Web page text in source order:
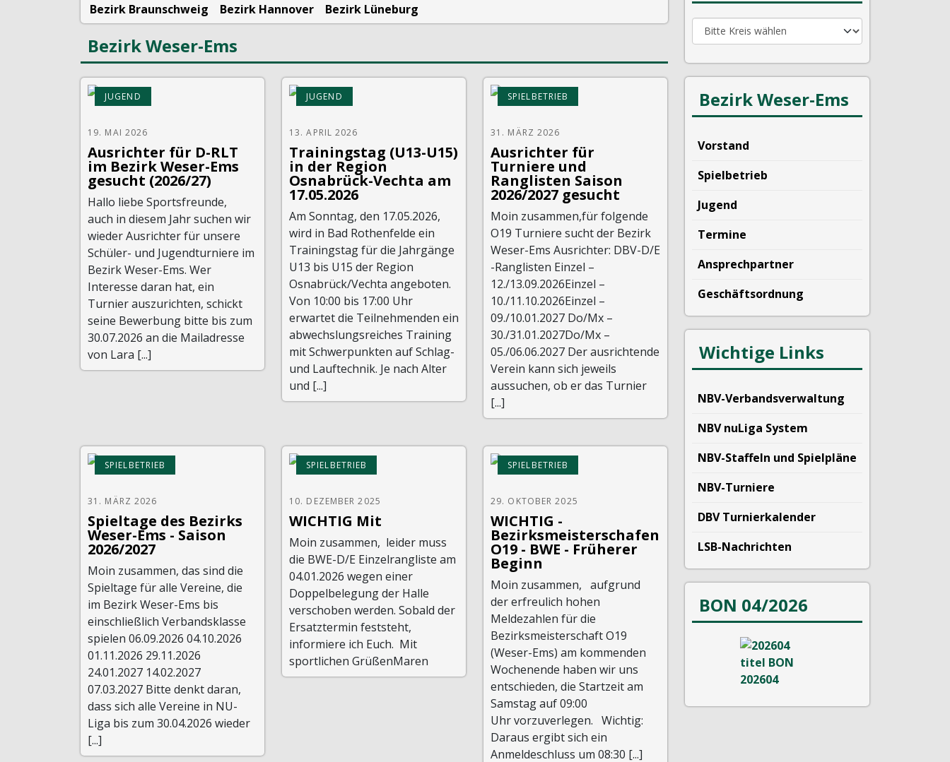
Bezirk Braunschweig
Bezirk Hannover Bezirk Lüneburg
Bezirk Weser-Ems
JUGEND
19. MAI 2026
Ausrichter für D-RLT
im Bezirk Weser-Ems
gesucht (2026/27)
Hallo liebe Sportsfreunde,
auch in diesem Jahr suchen wir
wieder Ausrichter für unsere
Schüler- und Jugendturniere im
Bezirk Weser-Ems. Wer
Interesse daran hat, ein
Turnier auszurichten, schickt
seine Bewerbung bitte bis zum
30.07.2026 an die Mailadresse
von Lara [...]
JUGEND
13. APRIL 2026
Trainingstag (U13-U15)
in der Region
Osnabrück-Vechta am
17.05.2026
Am Sonntag, den 17.05.2026,
wird in Bad Rothenfelde ein
Trainingstag für die Jahrgänge
U13 bis U15 der Region
Osnabrück/Vechta angeboten.
Von 10:00 bis 17:00 Uhr
erwartet die Teilnehmenden ein
abwechslungsreiches Training
mit Schwerpunkten auf Schlag-
und Lauftechnik. Je nach Alter
und [...]
SPIELBETRIEB
31. MÄRZ 2026
Ausrichter für
Turniere und
Ranglisten Saison
2026/2027 gesucht
Moin zusammen,für folgende
O19 Turniere sucht der Bezirk
Weser-Ems Ausrichter: DBV-D/E
-Ranglisten Einzel –
12./13.09.2026Einzel –
10./11.10.2026Einzel –
09./10.01.2027 Do/Mx –
30./31.01.2027Do/Mx –
05./06.06.2027 Der ausrichtende
Verein kann sich jeweils
aussuchen, ob er das Turnier
[...]
SPIELBETRIEB
31. MÄRZ 2026
Spieltage des Bezirks
Weser-Ems - Saison
2026/2027
Moin zusammen, das sind die
Spieltage für alle Vereine, die
im Bezirk Weser-Ems bis
einschließlich Verbandsklasse
spielen 06.09.2026 04.10.2026
01.11.2026 29.11.2026
24.01.2027 14.02.2027
07.03.2027 Bitte denkt daran,
dass sich alle Vereine in NU-
Liga bis zum 30.04.2026 wieder
[...]
SPIELBETRIEB
10. DEZEMBER 2025
WICHTIG Mit
Moin zusammen, leider muss
die BWE-D/E Einzelrangliste am
04.01.2026 wegen einer
Doppelbelegung der Halle
verschoben werden. Sobald der
Ersatztermin feststeht,
informiere ich Euch. Mit
sportlichen GrüßenMaren
SPIELBETRIEB
29. OKTOBER 2025
WICHTIG -
Bezirksmeisterschafen
O19 - BWE - Früherer
Beginn
Moin zusammen, aufgrund
der erfreulich hohen
Meldezahlen für die
Bezirksmeisterschaft O19
(Weser-Ems) am kommenden
Wochenende haben wir uns
entschieden, die Startzeit am
Samstag auf 09:00
Uhr vorzuverlegen. Wichtig:
Daraus ergibt sich ein
Anmeldeschluss um 08:30 [...]
Bezirk Weser-Ems
Vorstand
Spielbetrieb
Jugend
Termine
Ansprechpartner
Geschäftsordnung
Wichtige Links
NBV-Verbandsverwaltung
NBV nuLiga System
NBV-Staffeln und Spielpläne
NBV-Turniere
DBV Turnierkalender
LSB-Nachrichten
BON 04/2026